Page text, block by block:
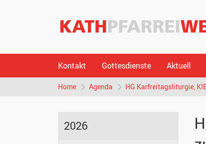
Kontakt Gottesdienste Aktuell
Home Agenda HG Karfreitagsliturgie,
2026